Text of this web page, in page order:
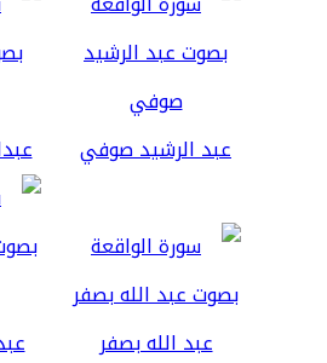
عبد الرشيد صوفي
عبد الله بصفر